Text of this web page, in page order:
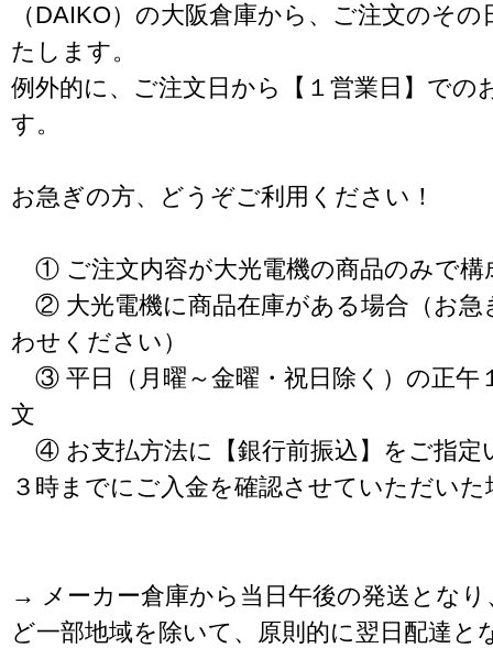
（DAIKO）の大阪倉庫から、ご注文のそ
たします。
例外的に、ご注文日から【１営業日】での
す。
お急ぎの方、どうぞご利用ください！
① ご注文内容が大光電機の商品のみで構
② 大光電機に商品在庫がある場合（お急
わせください）
③ 平日（月曜～金曜・祝日除く）の正午
文
④ お支払方法に【銀行前振込】をご指定
３時までにご入金を確認させていただいた
→ メーカー倉庫から当日午後の発送となり
ど一部地域を除いて、原則的に翌日配達と